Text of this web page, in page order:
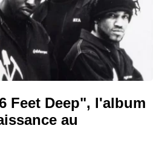
Feet Deep", l'album
au